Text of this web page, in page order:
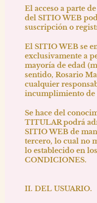
El acceso a parte
del SITIO WEB
suscripción o
El SITIO WEB se
exclusivamente a
mayoría de edad
sentido, Rosario
cualquier
incumplimiento de
Se hace del
TITULAR podrá
SITIO WEB de
tercero, lo cual no
lo establecido en
CONDICIONES.
II. DEL USUARIO.